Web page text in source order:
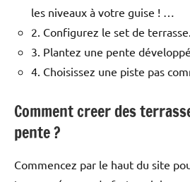
les niveaux à votre guise ! …
2. Configurez le set de
3. Plantez une pente
4. Choisissez une piste pas
Comment creer des
pente ?
Commencez par le haut du site